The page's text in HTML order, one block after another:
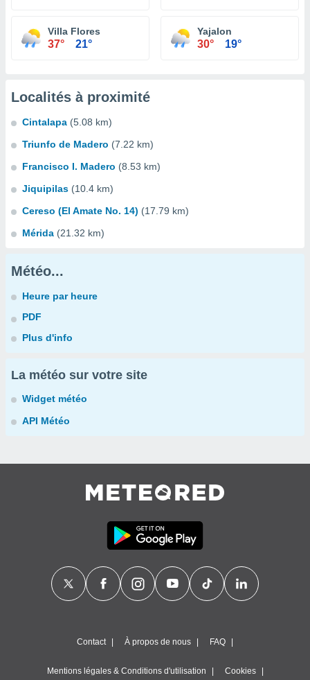
Villa Flores
37° 21°
Yajalon
30° 19°
Localités à proximité
Cintalapa (5.08 km)
Triunfo de Madero (7.22 km)
Francisco I. Madero (8.53 km)
Jiquipilas (10.4 km)
Cereso (El Amate No. 14) (17.79 km)
Mérida (21.32 km)
Météo...
Heure par heure
PDF
Plus d'info
La météo sur votre site
Widget météo
API Météo
Contact À propos de nous FAQ
Mentions légales & Conditions d'utilisation Cookies